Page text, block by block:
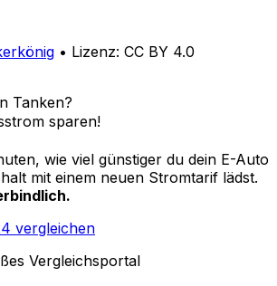
• Lizenz: CC BY 4.0
Tanken?
sparen!
wie viel günstiger du dein E-Auto
mit einem neuen Stromtarif lädst.
vergleichen
Vergleichsportal